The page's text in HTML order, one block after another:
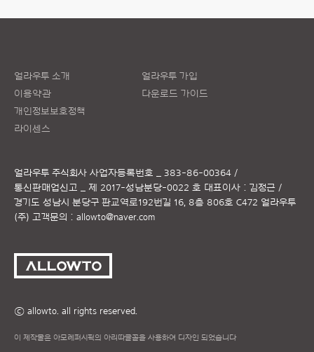
얼라우투 소개
이용약관
개인정보보호정책
라이센스
얼라우투 가입
다운로드 가이드
얼라우투 주식회사 사업자등록번호 _ 383-86-00364 /
통신판매업신고 _ 제 2017-성남분당-0022 호 대표이사 : 김정근 /
경기도 성남시 분당구 판교역로192번길 16, 8층 806호 C472 얼라우투
(주) 고객문의 : allowto@naver.com
ⓒ allowto. all rights reserved.
이 제작물은 아모레퍼시픽의 아리따글꼴을 사용하여 디자인 되었습니다